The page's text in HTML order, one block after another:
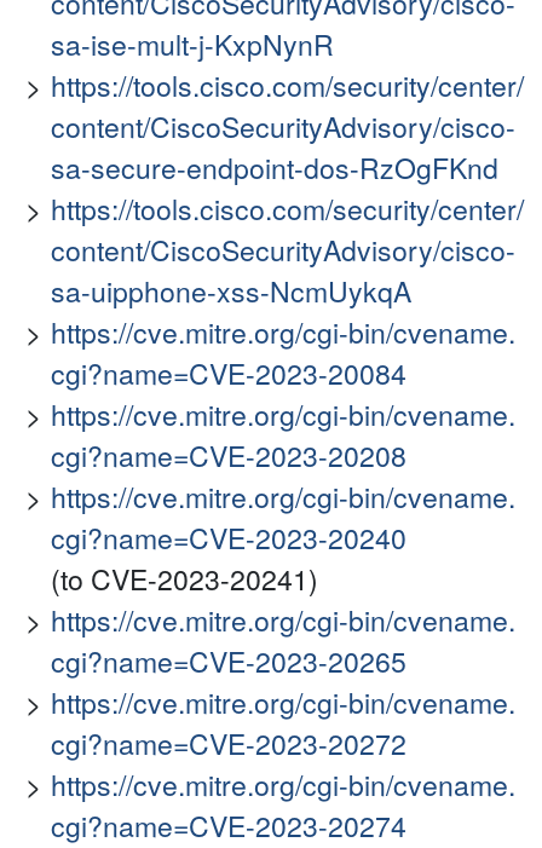
sa-ise-mult-j-KxpNynR
https://tools.cisco.com/security/center/
content/CiscoSecurityAdvisory/cisco-
sa-secure-endpoint-dos-RzOgFKnd
https://tools.cisco.com/security/center/
content/CiscoSecurityAdvisory/cisco-
sa-uipphone-xss-NcmUykqA
https://cve.mitre.org/cgi-bin/cvename.
cgi?name=CVE-2023-20084
https://cve.mitre.org/cgi-bin/cvename.
cgi?name=CVE-2023-20208
https://cve.mitre.org/cgi-bin/cvename.
cgi?name=CVE-2023-20240
(to CVE-2023-20241)
https://cve.mitre.org/cgi-bin/cvename.
cgi?name=CVE-2023-20265
https://cve.mitre.org/cgi-bin/cvename.
cgi?name=CVE-2023-20272
https://cve.mitre.org/cgi-bin/cvename.
cgi?name=CVE-2023-20274